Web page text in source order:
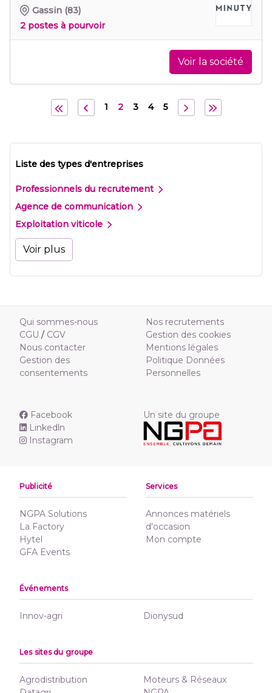
Liste des types d'entreprises
Professionnels du recrutement
Agence de communication
Exploitation viticole
Voir plus
Gassin (83)
2 postes à pourvoir
Voir la société
1 2 3 4 5
Qui sommes-nous
CGU / CGV
Nous contacter
Gestion des
consentements
Nos recrutements
Gestion des cookies
Mentions légales
Politique Données
Personnelles
Facebook
Linkedln
Instagram
Un site du groupe
Publicité
NGPA Solutions
La Factory
Hytel
GFA Events
Services
Annonces matériels
d'occasion
Mon compte
Événements
Innov-agri Dionysud
Les sites du groupe
Agrodistribution
Moteurs & Réseaux